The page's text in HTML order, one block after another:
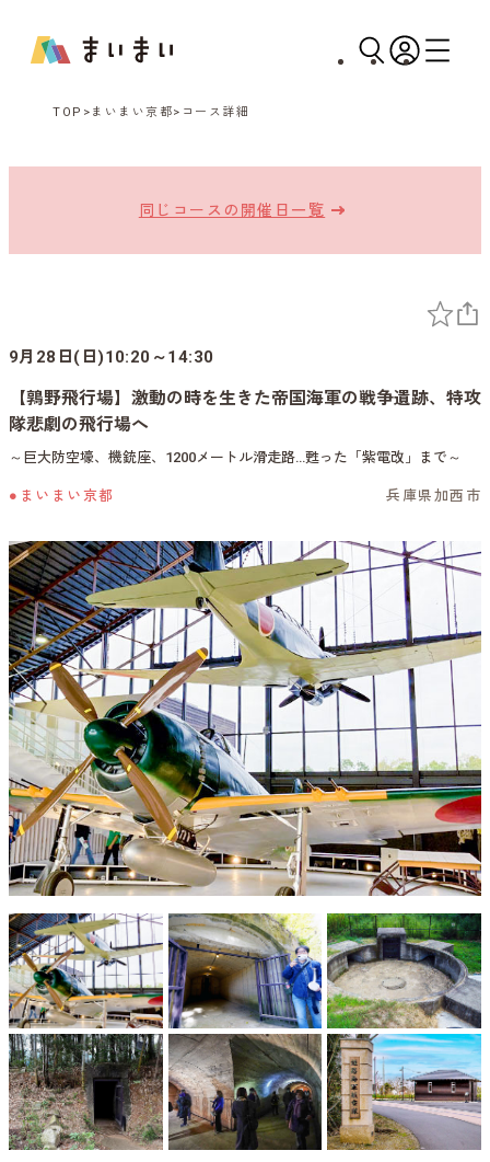
TOP まいまい京都 コース詳細
同じコースの開催日一覧
9月28日(日)10:20～14:30
【鶉野飛行場】激動の時を生きた帝国海軍の戦争遺跡、特攻
隊悲劇の飛行場へ
～巨大防空壕、機銃座、1200メートル滑走路…甦った「紫電改」まで～
●まいまい京都 兵庫県加西市